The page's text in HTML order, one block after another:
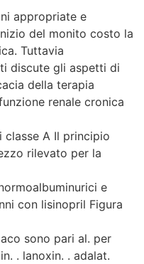
appropriate e
del monito costo la
Tuttavia
discute gli aspetti di
della terapia
renale cronica
classe A Il principio
rilevato per la
e
con lisinopril Figura
sono pari al. per
. lanoxin. . adalat.